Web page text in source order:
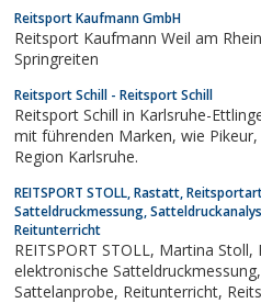
Reitsport Kaufmann GmbH
Reitsport Kaufmann Weil am
Springreiten
Reitsport Schill - Reitsport Schill
Reitsport Schill in Karlsruhe-
mit führenden Marken, wie Pikeur, Eskadron, Königs uvm. in der
Region Karlsruhe.
REITSPORT STOLL, Rastatt,
Satteldruckmessung,
Reitunterricht
REITSPORT STOLL, Martina
elektronische
Sattelanprobe, Reitunterricht, Reitsportartikel,